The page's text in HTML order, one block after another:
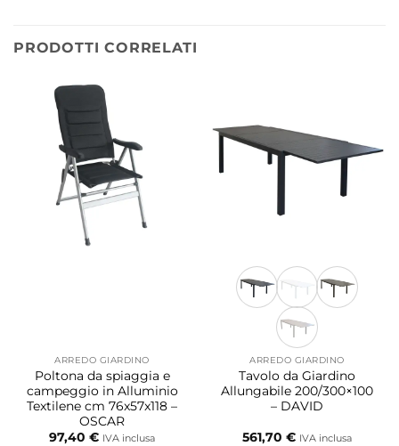
PRODOTTI CORRELATI
ARREDO GIARDINO
Poltona da spiaggia e
campeggio in Alluminio
Textilene cm 76x57x118 –
OSCAR
97,40 € IVA inclusa
ARREDO GIARDINO
Tavolo da Giardino
Allungabile 200/300×100
– DAVID
561,70 € IVA inclusa